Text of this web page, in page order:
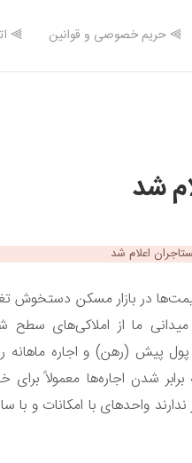
⫸ حریم خصوصی و قوانین ⫸
شد
در بازار مسکن دستخوش
میدانی ما از املاکی‌های
شدن اجاره‌ها معمولاً
ندارند واحدهای با امکانات